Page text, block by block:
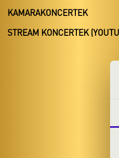
KAMARAKONCERTEK
STREAM KONCERTEK